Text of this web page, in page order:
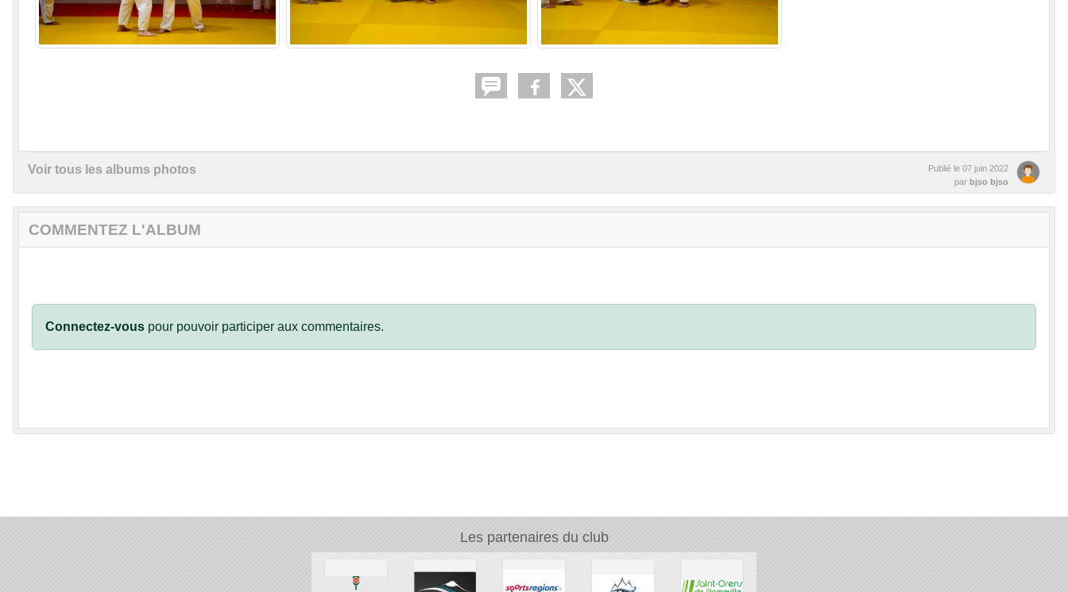
Voir tous les albums photos Publié le 07 juin 2022
par bjso bjso
COMMENTEZ L'ALBUM
Connectez-vous pour pouvoir participer aux commentaires.
Les partenaires du club